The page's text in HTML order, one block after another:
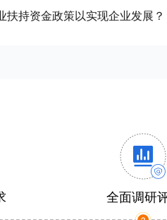
扶持资金政策以实现企业发展？
全面调研